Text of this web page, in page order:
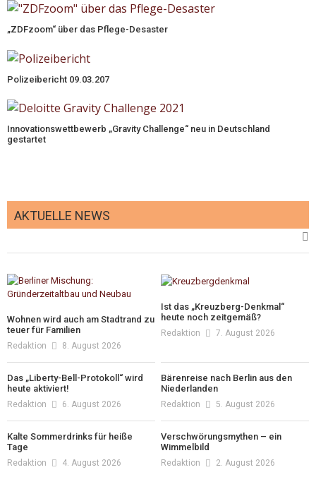
„ZDFzoom“ über das Pflege-Desaster
Polizeibericht 09.03.207
Innovationswettbewerb „Gravity Challenge“ neu in Deutschland
gestartet
AKTUELLE NEWS
Wohnen wird auch am Stadtrand zu
teuer für Familien
Redaktion 8. August 2026
Ist das „Kreuzberg-Denkmal“
heute noch zeitgemäß?
Redaktion 7. August 2026
Das „Liberty-Bell-Protokoll“ wird
heute aktiviert!
Redaktion 6. August 2026
Bärenreise nach Berlin aus den
Niederlanden
Redaktion 5. August 2026
Kalte Sommerdrinks für heiße
Tage
Redaktion 4. August 2026
Verschwörungsmythen – ein
Wimmelbild
Redaktion 2. August 2026